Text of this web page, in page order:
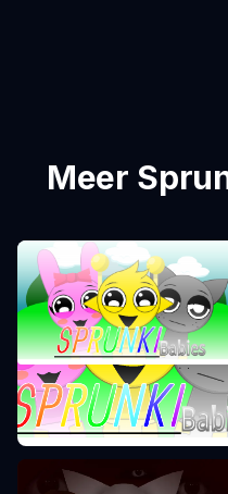
Meer
Sprunki Fase 0